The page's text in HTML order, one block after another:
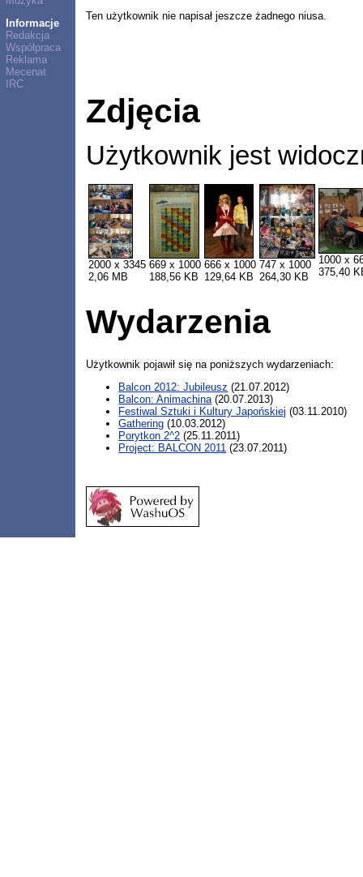
Informacje
Redakcja
Współpraca
Reklama
Mecenat
IRC
Ten użytkownik nie napisał jeszcze żadnego niusa.
Zdjęcia
Użytkownik jest
2000 x 3345
2,06 MB
669 x 1000
188,56 KB
666 x 1000
129,64 KB
747 x 1000
264,30 KB
1000 x
375,40
Wydarzenia
Użytkownik pojawił się na poniższych wydarzeniach:
Balcon 2012: Jubileusz (21.07.2012)
Balcon: Animachina(20.07.2013)
Festiwal Sztuki i Kultury Japońskiej (03.11.2010)
Gathering (10.03.2012)
Porytkon 2^2 (25.11.2011)
Project: BALCON 2011 (23.07.2011)